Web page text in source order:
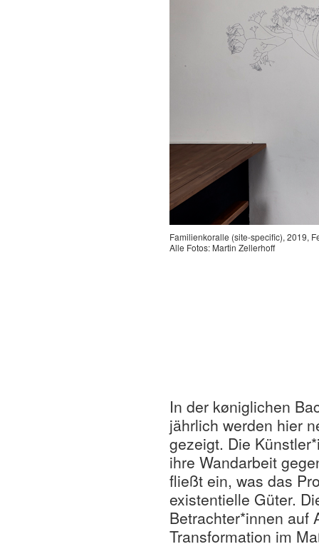
Familienkoralle (site-specific), 2019,
Alle Fotos: Martin Zellerhoff
In der køniglichen
jährlich werden hier
gezeigt. Die
ihre Wandarbeit
fließt ein, was das
existentielle Güter.
Betrachter*innen auf
Transformation im